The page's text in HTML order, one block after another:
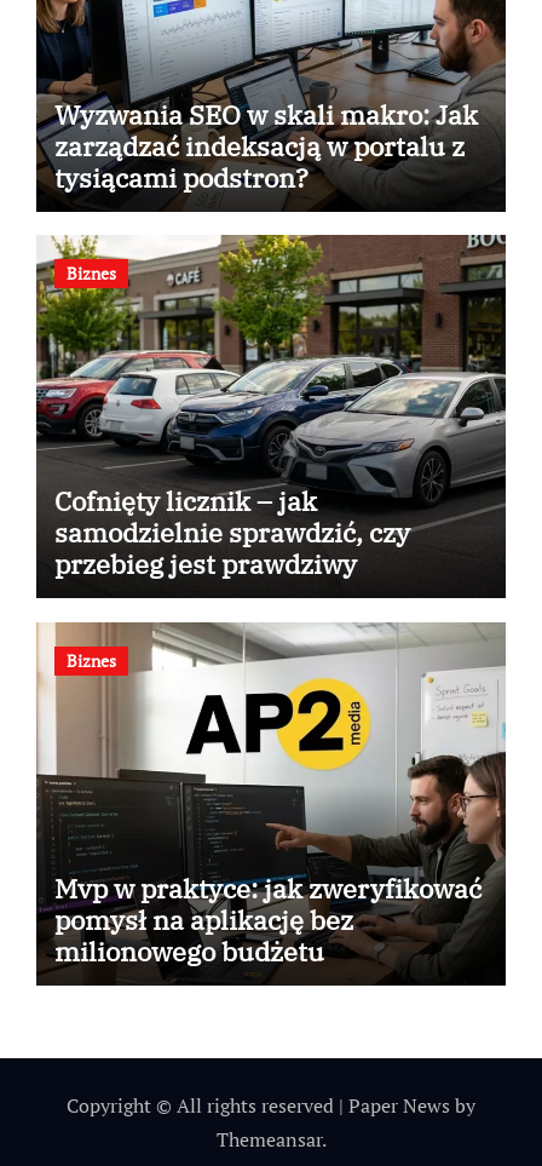
Wyzwania SEO w skali makro: Jak
zarządzać indeksacją w portalu z
tysiącami podstron?
Biznes
Cofnięty licznik – jak
samodzielnie sprawdzić, czy
przebieg jest prawdziwy
Biznes
Mvp w praktyce: jak zweryfikować
pomysł na aplikację bez
milionowego budżetu
Copyright © All rights reserved | Paper News by
Themeansar.